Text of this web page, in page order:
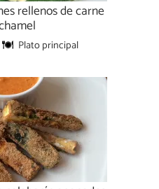
rellenos de carne
Plato principal